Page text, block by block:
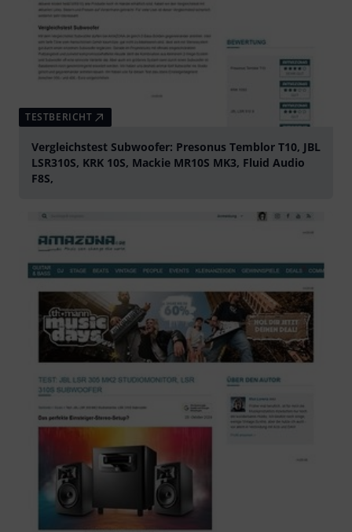
TESTBERICHT
Vergleichstest Subwoofer: Presonus Temblor T10, JBL
LSR310S, KRK 10S, Mackie MR10S MK3, Fluid Audio
F8S,